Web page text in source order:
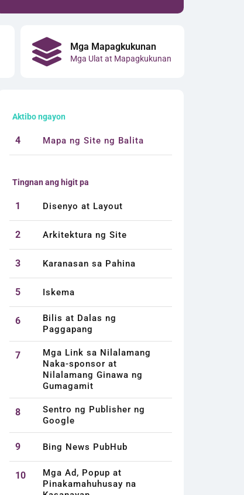
Mga Mapagkukunan
Mga Ulat at Mapagkukunan
Aktibo ngayon
4 Mapa ng Site ng Balita
Tingnan ang higit pa
1 Disenyo at Layout
2 Arkitektura ng Site
3 Karanasan sa Pahina
5 Iskema
6
Bilis at Dalas ng
Paggapang
7
Mga Link sa Nilalamang
Naka-sponsor at
Nilalamang Ginawa ng
Gumagamit
8
Sentro ng Publisher ng
Google
9 Bing News PubHub
10
Mga Ad, Popup at
Pinakamahuhusay na